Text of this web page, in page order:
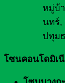
หมู่บ้
นทร์,
ปทุม
โซนคอนโดมิเ